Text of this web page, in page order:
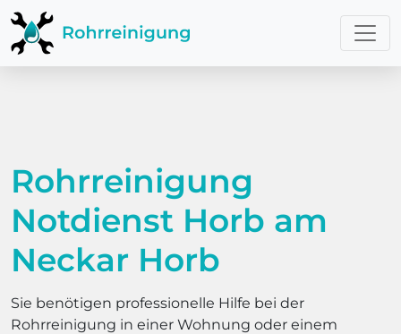
Rohrreinigung
Notdienst Horb am
Neckar Horb
Sie benötigen professionelle Hilfe bei der
Rohrreinigung in einer Wohnung oder einem